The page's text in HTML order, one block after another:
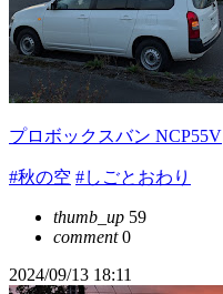
プロボックスバン NCP55V
#秋の空 #しごとおわり
thumb_up 59
comment0
2024/09/13 18:11